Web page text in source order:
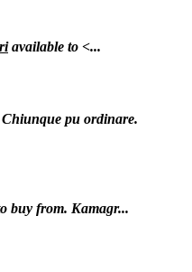
available to <...
pu ordinare.
buy from. Kamagr...